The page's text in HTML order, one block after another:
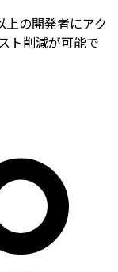
の開発者にアク
ト削減が可能で